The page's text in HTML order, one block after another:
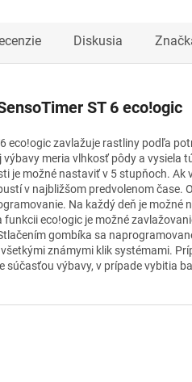
Diskusia
ST 6 eco!ogic
eco!ogic zavlažuje rastliny podľa
meria vlhkosť pôdy a vysiela
je možné nastaviť v 5 stupňoch.
v najbližšom predvolenom čase.
Na každý deň je
eco!ogic je možné
gombíka sa
známymi klik systémami.
súčasťou výbavy, v prípade vybitia